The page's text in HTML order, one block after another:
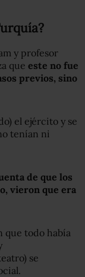
y profesor
que este no fue
previos, sino
el ejército y se
tenían ni
de que los
vieron que era
que todo había
se